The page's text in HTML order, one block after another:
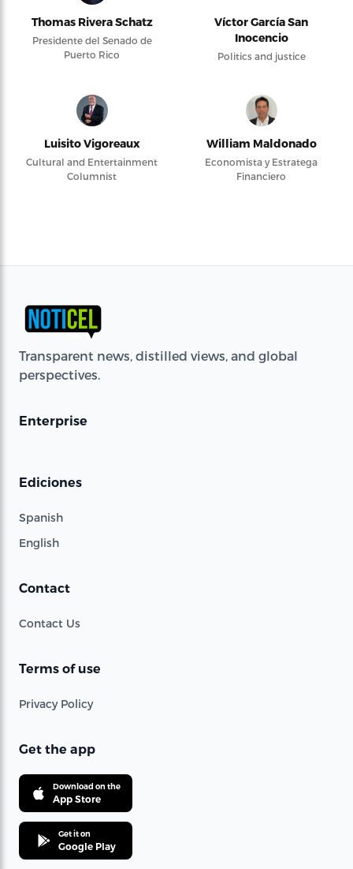
Thomas Rivera Schatz
Presidente del Senado de
Puerto Rico
Víctor García San
Inocencio
Politics and justice
Luisito Vigoreaux
Cultural and Entertainment
Columnist
William Maldonado
Economista y Estratega
Financiero
Transparent news, distilled views, and global
perspectives.
Enterprise
Ediciones
Spanish
English
Contact
Contact Us
Terms of use
Privacy Policy
Get the app
Download on the
App Store
Get it on
Google Play